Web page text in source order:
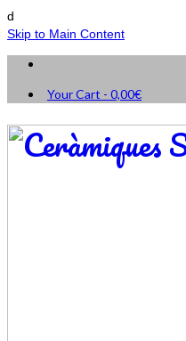
d
Skip to Main Content
Your Cart - 0,00€